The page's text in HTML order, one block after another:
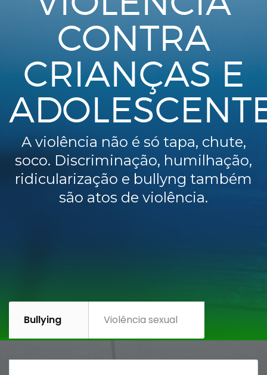
CONTRA
CRIANÇAS E
A violência não é só tapa, chute,
soco. Discriminação, humilhação,
ridicularização e bullyng também
são atos de violência.
Bullying Violência sexual